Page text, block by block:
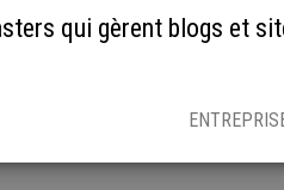
qui gèrent blogs et